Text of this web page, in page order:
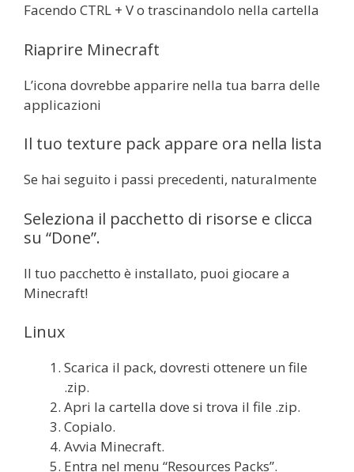
Facendo CTRL + V o trascinandolo nella cartella
Riaprire Minecraft
L’icona dovrebbe apparire nella tua barra delle
applicazioni
Il tuo texture pack appare ora nella lista
Se hai seguito i passi precedenti, naturalmente
Seleziona il pacchetto di risorse e clicca
su “Done”.
Il tuo pacchetto è installato, puoi giocare a
Minecraft!
Linux
Scarica il pack, dovresti ottenere un file
.zip.
Apri la cartella dove si trova il file .zip.
Copialo.
Avvia Minecraft.
Entra nel menu “Resources Packs”.